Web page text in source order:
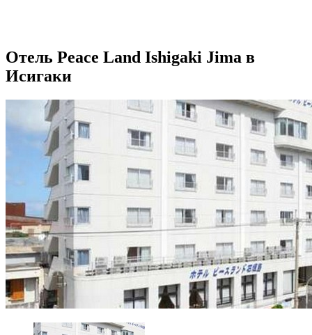
Отель Peace Land Ishigaki Jima в
Исигаки